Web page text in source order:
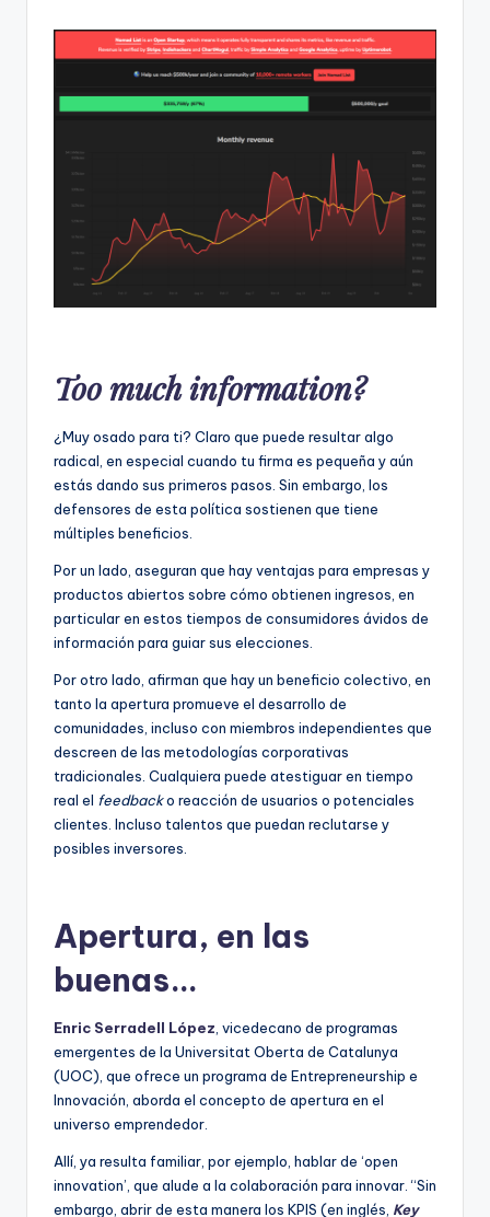
Too much information?
¿Muy osado para ti? Claro que puede resultar algo
radical, en especial cuando tu firma es pequeña y aún
estás dando sus primeros pasos. Sin embargo, los
defensores de esta política sostienen que tiene
múltiples beneficios.
Por un lado, aseguran que hay ventajas para empresas y
productos abiertos sobre cómo obtienen ingresos, en
particular en estos tiempos de consumidores ávidos de
información para guiar sus elecciones.
Por otro lado, afirman que hay un beneficio colectivo, en
tanto la apertura promueve el desarrollo de
comunidades, incluso con miembros independientes que
descreen de las metodologías corporativas
tradicionales. Cualquiera puede atestiguar en tiempo
real el feedbacko reacción de usuarios o potenciales
clientes. Incluso talentos que puedan reclutarse y
posibles inversores.
Apertura, en las
buenas…
Enric Serradell López , vicedecano de programas
emergentes de la Universitat Oberta de Catalunya
(UOC), que ofrece un programa de Entrepreneurship e
Innovación, aborda el concepto de apertura en el
universo emprendedor.
Allí, ya resulta familiar, por ejemplo, hablar de ‘open
innovation’, que alude a la colaboración para innovar. “Sin
embargo, abrir de esta manera los KPIS (en inglés, Key